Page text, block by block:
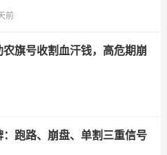
前
旗号收割血汗钱，高危期崩
跑路、崩盘、单割三重信号